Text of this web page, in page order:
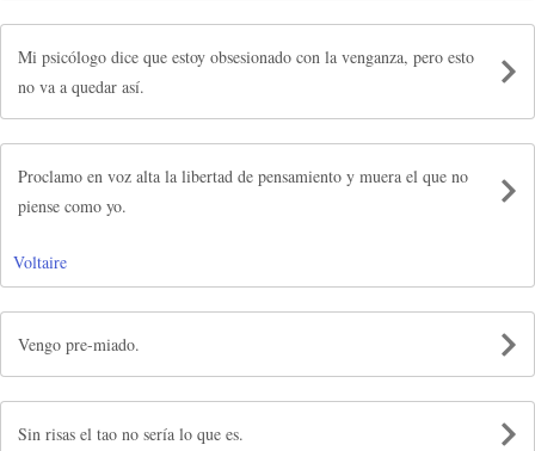
Mi psicólogo dice que estoy obsesionado con la venganza, pero esto
no va a quedar así.
Proclamo en voz alta la libertad de pensamiento y muera el que no
piense como yo.
Voltaire
Vengo pre-miado.
Sin risas el tao no sería lo que es.